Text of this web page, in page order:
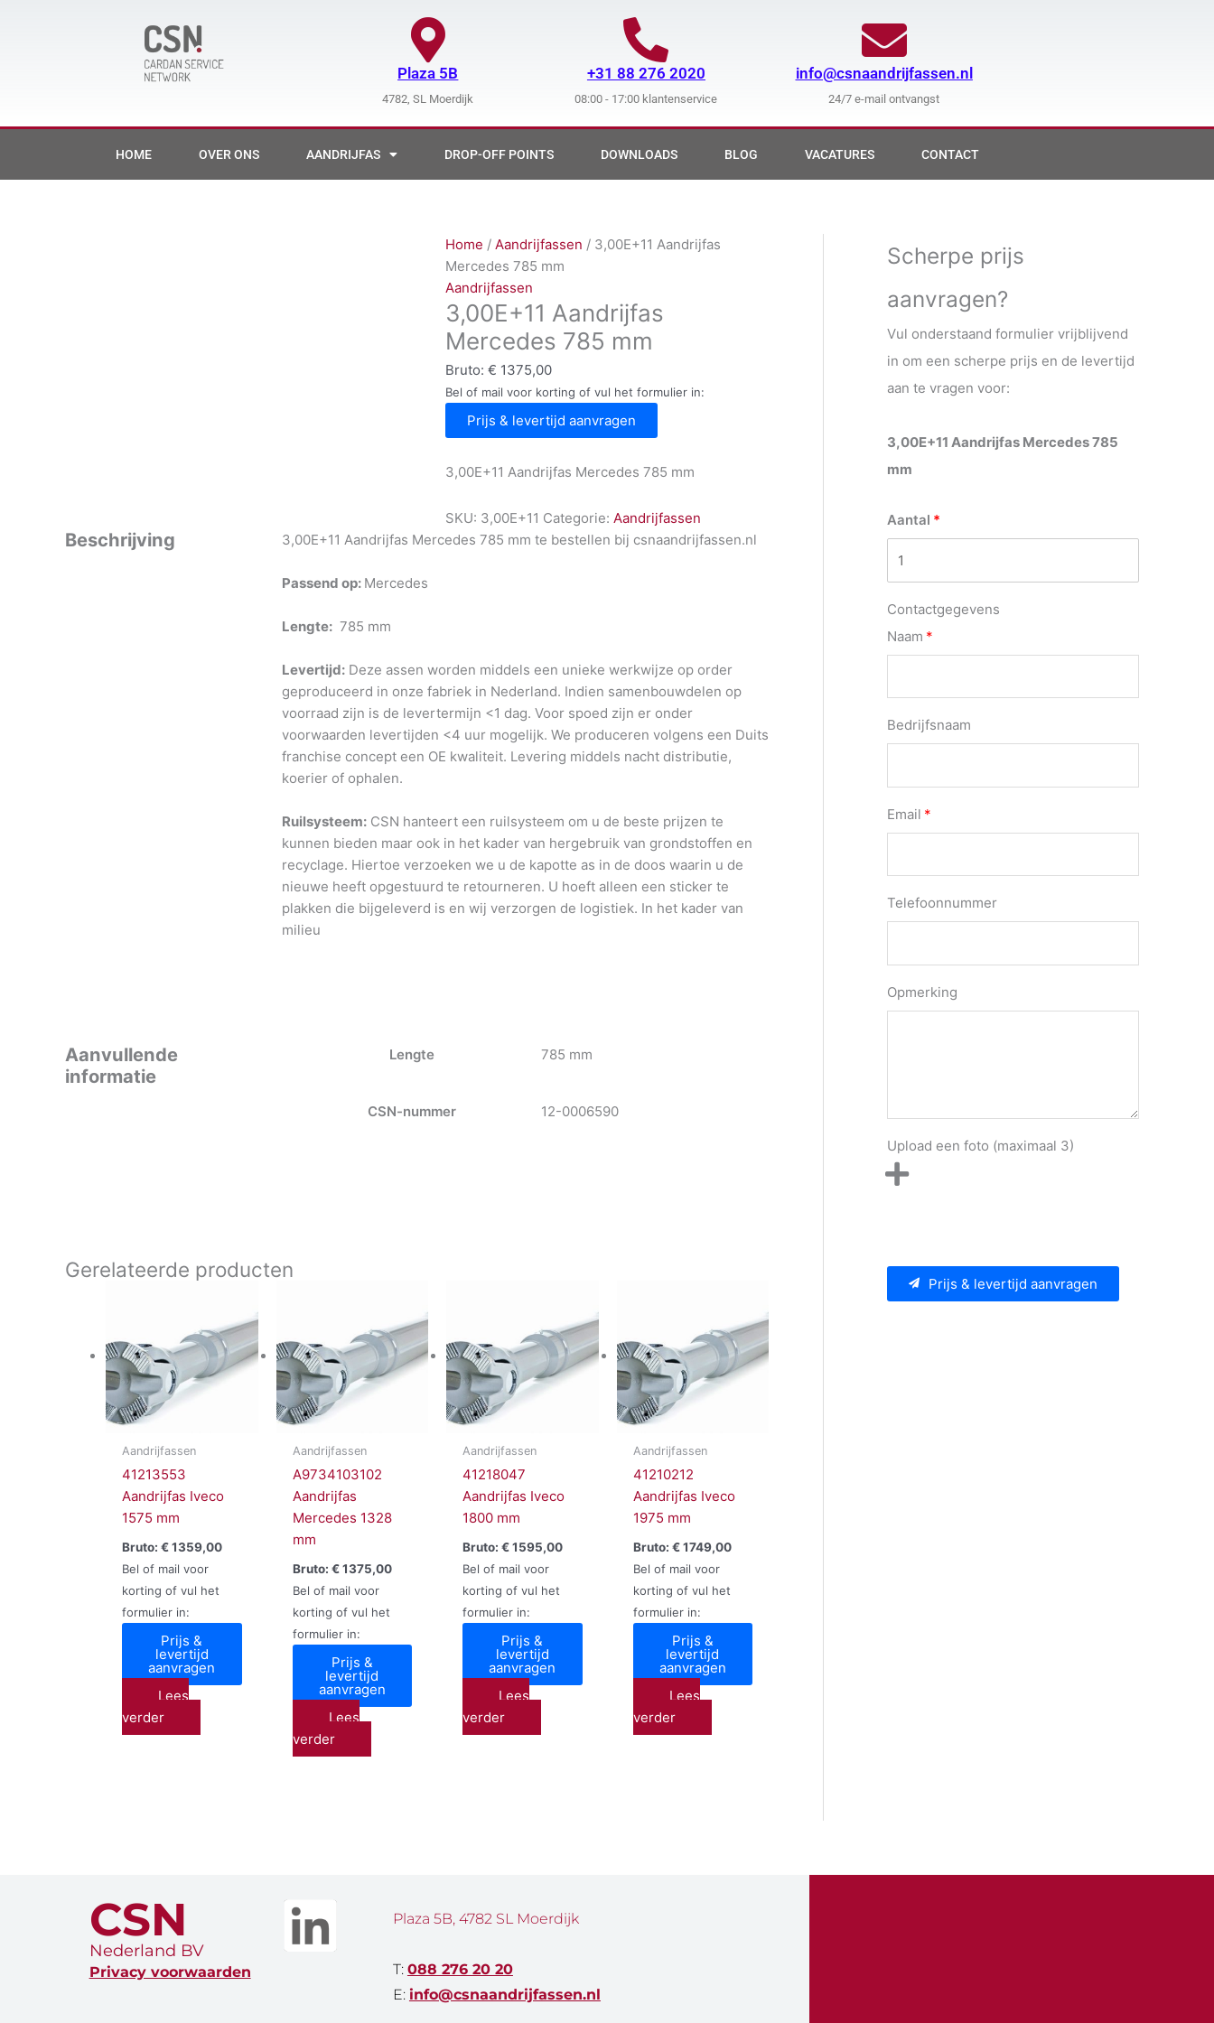
Plaza 5B
4782, SL Moerdijk
+31 88 276 2020
08:00 - 17:00 klantenservice
info@csnaandrijfassen.nl
24/7 e-mail ontvangst
HOME OVER ONS AANDRIJFAS DROP-OFF POINTS DOWNLOADS BLOG VACATURES CONTACT
Home / Aandrijfassen / 3,00E+11 Aandrijfas
Mercedes 785 mm
Aandrijfassen
3,00E+11 Aandrijfas
Mercedes 785 mm
Bruto: € 1375,00
Bel of mail voor korting of vul het formulier in:
Prijs & levertijd aanvragen
3,00E+11 Aandrijfas Mercedes 785 mm
SKU: 3,00E+11 Categorie: Aandrijfassen
Beschrijving 3,00E+11 Aandrijfas Mercedes 785 mm te bestellen bij csnaandrijfassen.nl
Passend op: Mercedes
Lengte: 785 mm
Levertijd: Deze assen worden middels een unieke werkwijze op order
geproduceerd in onze fabriek in Nederland. Indien samenbouwdelen op
voorraad zijn is de levertermijn <1 dag. Voor spoed zijn er onder
voorwaarden levertijden <4 uur mogelijk. We produceren volgens een Duits
franchise concept een OE kwaliteit. Levering middels nacht distributie,
koerier of ophalen.
Ruilsysteem: CSN hanteert een ruilsysteem om u de beste prijzen te
kunnen bieden maar ook in het kader van hergebruik van grondstoffen en
recyclage. Hiertoe verzoeken we u de kapotte as in de doos waarin u de
nieuwe heeft opgestuurd te retourneren. U hoeft alleen een sticker te
plakken die bijgeleverd is en wij verzorgen de logistiek. In het kader van
milieu
Aanvullende
informatie
Lengte 785 mm
CSN-nummer 12-0006590
Gerelateerde producten
Aandrijfassen
41213553
Aandrijfas Iveco
1575 mm
Bruto: €1359,00
Bel of mail voor
korting of vul het
formulier in:
Prijs &
levertijd
aanvragen
Lees
verder
Aandrijfassen
A9734103102
Aandrijfas
Mercedes 1328
mm
Bruto: €1375,00
Bel of mail voor
korting of vul het
formulier in:
Prijs &
levertijd
aanvragen
Lees
verder
Aandrijfassen
41218047
Aandrijfas Iveco
1800 mm
Bruto: €1595,00
Bel of mail voor
korting of vul het
formulier in:
Prijs &
levertijd
aanvragen
Lees
verder
Aandrijfassen
41210212
Aandrijfas Iveco
1975 mm
Bruto: €1749,00
Bel of mail voor
korting of vul het
formulier in:
Prijs &
levertijd
aanvragen
Lees
verder
Scherpe prijs
aanvragen?
Vul onderstaand formulier vrijblijvend
in om een scherpe prijs en de levertijd
aan te vragen voor:
3,00E+11 Aandrijfas Mercedes 785
mm
Aantal
Contactgegevens
Naam
Bedrijfsnaam
Email
Telefoonnummer
Opmerking
Upload een foto (maximaal 3)
Prijs & levertijd aanvragen
CSN
Nederland BV
Privacy voorwaarden
Plaza 5B, 4782 SL Moerdijk
T: 088 276 20 20
E: info@csnaandrijfassen.nl